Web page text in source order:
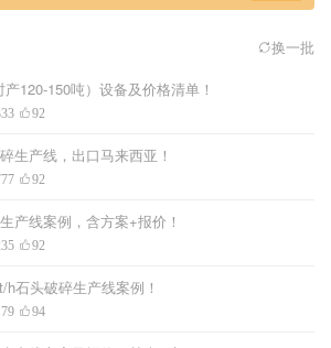
换一批
120-150吨）设备及价格清单！
92
生产线，出口马来西亚！
92
产线案例，含方案+报价！
92
石头破碎生产线案例！
94